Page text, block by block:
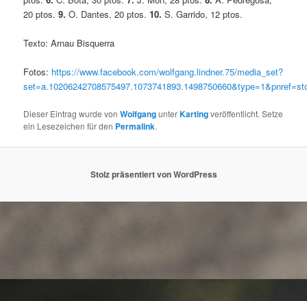
20 ptos.9.O. Dantes, 20 ptos.10.S. Garrido, 12 ptos.
Texto: Arnau Bisquerra
Fotos: https://www.facebook.com/wolfgang.lindner.75/media_set?
Dieser Eintrag wurde vonWolfgangunterKartingveröffentlicht. Setze
ein Lesezeichen für den Permalink.
Stolz präsentiert von WordPress